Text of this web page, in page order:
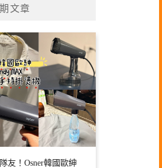
文章
友！Osner韓國歐紳